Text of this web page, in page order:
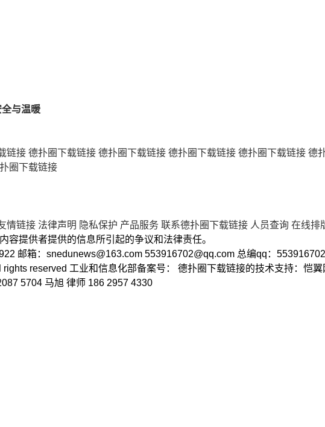
与温暖
链接 德扑圈下载链接 德扑圈下载链接 德扑圈下载链接 德扑圈下载链接 德
圈下载链接
情链接 法律声明 隐私保护 产品服务 联系德扑圈下载链接 人员查询 在线排
提供者提供的信息所引起的争议和法律责任。
邮箱： snedunews@163.com 553916702@qq.com 总编qq：
reserved 工业和信息化部备案号： 德扑圈下载链接的技术支持：恺翼
5704 马旭 律师 186 2957 4330